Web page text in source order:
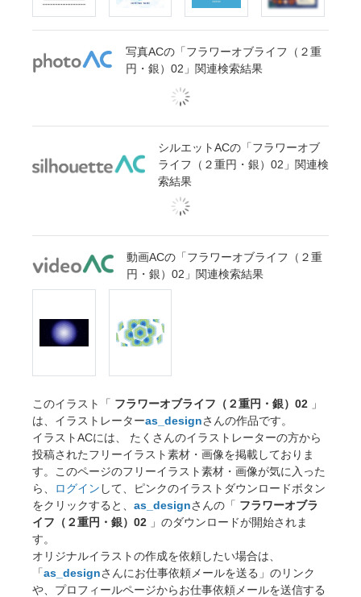
写真ACの「フラワーオブライフ（２重
円・銀）02」関連検索結果
シルエットACの「フラワーオブ
ライフ（２重円・銀）02」関連検
索結果
動画ACの「フラワーオブライフ（２重
円・銀）02」関連検索結果
このイラスト「 フラワーオブライフ（２重円・銀）02 」
は、イラストレーターas_designさんの作品です。
イラストACには、 たくさんのイラストレーターの方から
投稿されたフリーイラスト素材・画像を掲載しておりま
す。このページのフリーイラスト素材・画像が気に入った
ら、
ログイン して、ピンクのイラストダウンロードボタン
をクリックすると、 as_designさんの「 フラワーオブラ
イフ（２重円・銀）02 」のダウンロードが開始されま
す。
オリジナルイラストの作成を依頼したい場合は、
「as_designさんにお仕事依頼メールを送る」のリンク
や、プロフィールページからお仕事依頼メールを送信する